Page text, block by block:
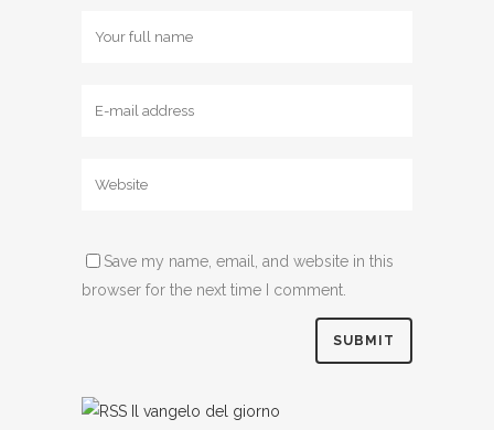
Save my name, email, and website in this
browser for the next time I comment.
Il vangelo del giorno